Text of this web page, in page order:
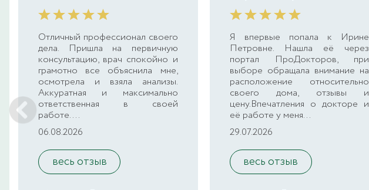
Отличный профессионал своего
дела. Пришла на первичную
консультацию, врач спокойно и
грамотно все объяснила мне,
осмотрела и взяла анализы.
Аккуратная и максимально
ответственная в своей
работе....
06.08.2026
весь отзыв
Я впервые попала к Ирине
Петровне. Нашла её через
портал ПроДокторов, при
выборе обращала внимание на
расположение относительно
своего дома, отзывы и
цену.Впечатления о докторе и
её работе у меня...
29.07.2026
весь отзыв